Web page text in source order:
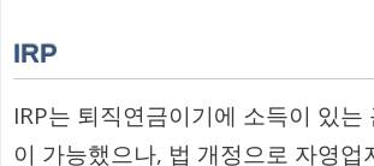
IRP
IRP는 퇴직연금이기에 소득이 있는
이 가능했으나, 법 개정으로 자영업